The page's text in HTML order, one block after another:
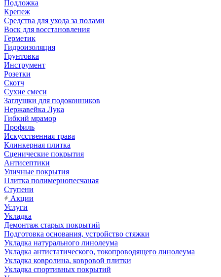
Подложка
Крепеж
Средства для ухода за полами
Воск для восстановления
Герметик
Гидроизоляция
Грунтовка
Инструмент
Розетки
Скотч
Сухие смеси
Заглушки для подоконников
Нержавейка Лука
Гибкий мрамор
Профиль
Искусственная трава
Клинкерная плитка
Сценические покрытия
Антисептики
Уличные покрытия
Плитка полимернопесчаная
Ступени
Акции
Услуги
Укладка
Демонтаж старых покрытий
Подготовка основания, устройство стяжки
Укладка натурального линолеума
Укладка антистатического, токопроводящего линолеума
Укладка ковролина, ковровой плитки
Укладка спортивных покрытий